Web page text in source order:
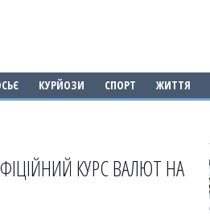
КУРЙОЗИ СПОРТ ЖИТТЯ
КУРС ВАЛЮТ НА